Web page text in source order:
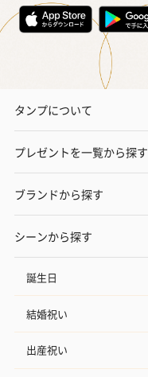
タンプについて
プレゼントを一覧から探す
ブランドから探す
シーンから探す
誕生日
結婚祝い
出産祝い